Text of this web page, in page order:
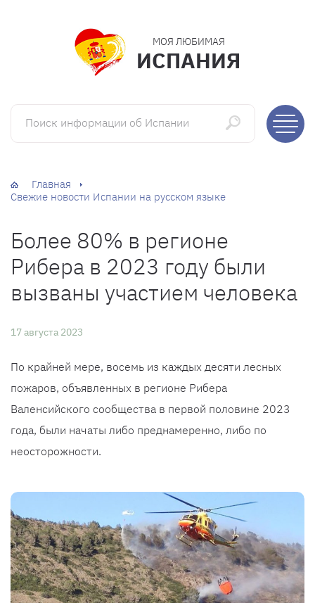
МОЯ ЛЮБИМАЯ
ИСПАНИЯ
Поиск информации об Испании
Главная
Свежие новости Испании на русском языке
Более 80% в регионе
Рибера в 2023 году были
вызваны участием человека
17 августа 2023
По крайней мере, восемь из каждых десяти лесных
пожаров, объявленных в регионе Рибера
Валенсийского сообщества в первой половине 2023
года, были начаты либо преднамеренно, либо по
неосторожности.